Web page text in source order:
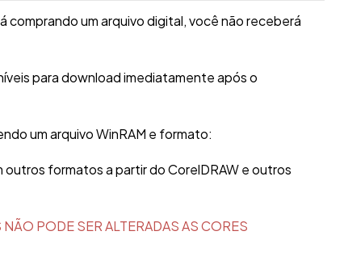
um arquivo digital, você não receberá
para download imediatamente após o
um arquivo WinRAM e formato:
outros formatos a partir do CorelDRAW e outros
PODE SER ALTERADAS AS CORES